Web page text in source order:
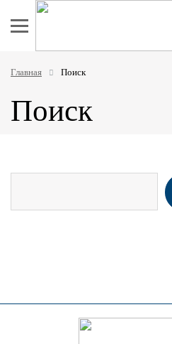
Главная Поиск
Поиск